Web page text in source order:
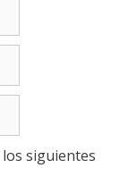
siguientes